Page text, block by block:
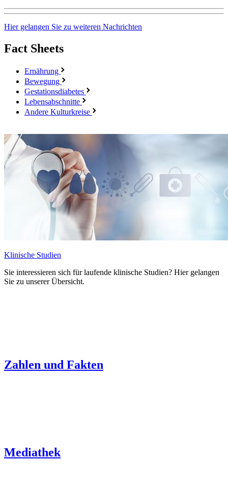
Hier gelangen Sie zu weiteren Nachrichten
Fact Sheets
Ernährung
Bewegung
Gestationsdiabetes
Lebensabschnitte
Andere Kulturkreise
Klinische Studien
Sie interessieren sich für laufende klinische Studien? Hier gelangen
Sie zu unserer Übersicht.
Zahlen und Fakten
Mediathek